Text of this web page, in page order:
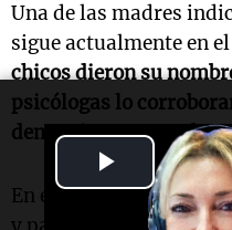
Play
Video
Una de las madres
sigue actualmente en
chicos dieron su
psicólogas lo
denuncias con nombre
En el comunicado, la